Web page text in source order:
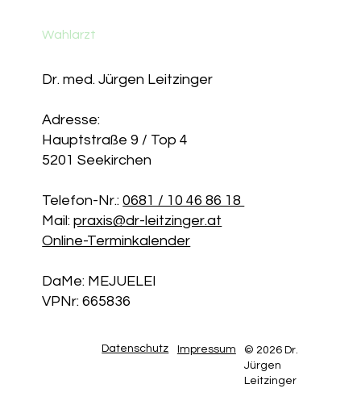
Wahlarzt
Dr. med. Jürgen Leitzinger
Adresse:
Hauptstraße 9 / Top 4
5201 Seekirchen
Telefon-Nr.:0681 / 10 46 86 18
Mail:praxis@dr-leitzinger.at
Online-Terminkalender
DaMe: MEJUELEI
VPNr: 665836
Datenschutz Impressum
© 2026 Dr.
Jürgen
Leitzinger